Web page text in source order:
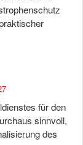
für den
sinnvoll,
des